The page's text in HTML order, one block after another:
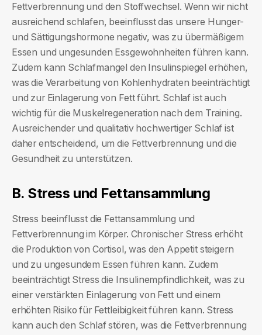
Fettverbrennung und den Stoffwechsel. Wenn wir nicht
ausreichend schlafen, beeinflusst das unsere Hunger-
und Sättigungshormone negativ, was zu übermäßigem
Essen und ungesunden Essgewohnheiten führen kann.
Zudem kann Schlafmangel den Insulinspiegel erhöhen,
was die Verarbeitung von Kohlenhydraten beeinträchtigt
und zur Einlagerung von Fett führt. Schlaf ist auch
wichtig für die Muskelregeneration nach dem Training.
Ausreichender und qualitativ hochwertiger Schlaf ist
daher entscheidend, um die Fettverbrennung und die
Gesundheit zu unterstützen.
B. Stress und Fettansammlung
Stress beeinflusst die Fettansammlung und
Fettverbrennung im Körper. Chronischer Stress erhöht
die Produktion von Cortisol, was den Appetit steigern
und zu ungesundem Essen führen kann. Zudem
beeinträchtigt Stress die Insulinempfindlichkeit, was zu
einer verstärkten Einlagerung von Fett und einem
erhöhten Risiko für Fettleibigkeit führen kann. Stress
kann auch den Schlaf stören, was die Fettverbrennung